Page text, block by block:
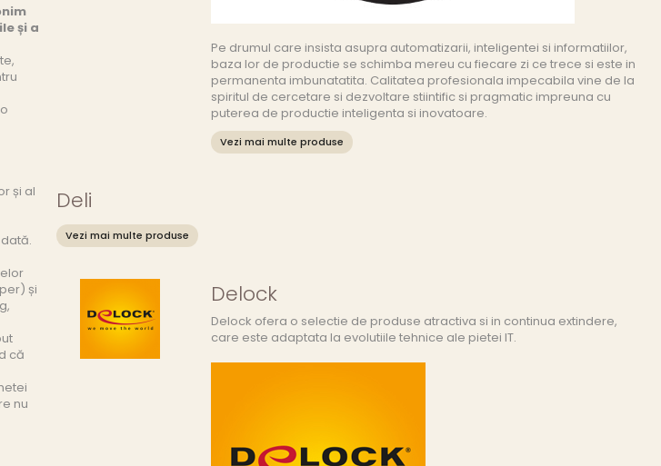
și a
și al
și
că
nu
Pe drumul care insista asupra automatizarii, inteligentei si informatiilor,
baza lor de productie se schimba mereu cu fiecare zi ce trece si este in
permanenta imbunatatita. Calitatea profesionala impecabila vine de la
spiritul de cercetare si dezvoltare stiintific si pragmatic impreuna cu
puterea de productie inteligenta si inovatoare.
Vezi mai multe produse
Deli
Vezi mai multe produse
Delock
Delock ofera o selectie de produse atractiva si in continua extindere,
care este adaptata la evolutiile tehnice ale pietei IT.